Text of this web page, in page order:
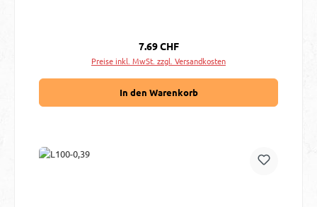
Regulärer Preis:
7.69 CHF
Preise inkl. MwSt. zzgl. Versandkosten
In den Warenkorb